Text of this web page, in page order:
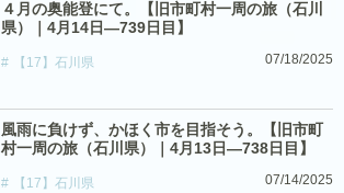
４月の奥能登にて。【旧市町村一周の旅（石川
県）｜4月14日―739日目】
【17】石川県 07/18/2025
風雨に負けず、かほく市を目指そう。【旧市町
村一周の旅（石川県）｜4月13日―738日目】
【17】石川県 07/14/2025